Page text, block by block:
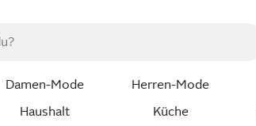
Damen-Mode Herren-Mode
Haushalt Küche